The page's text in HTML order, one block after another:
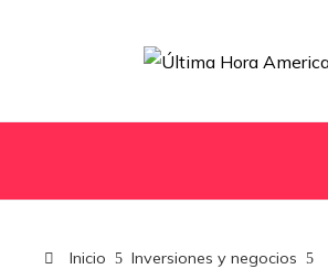
Inicio
Inversiones y negocios